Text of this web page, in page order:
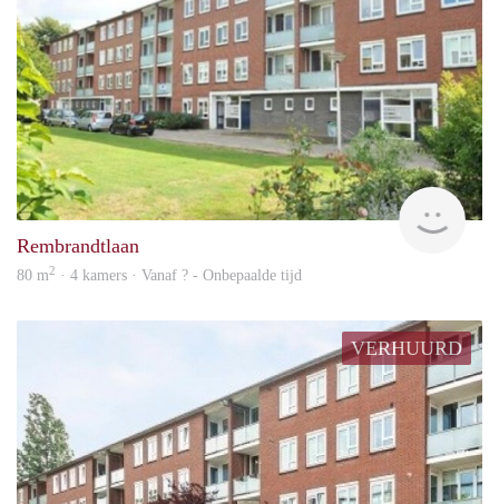
Rembrandtlaan
80 m2 · 4 kamers · Vanaf ? - Onbepaalde tijd
VERHUURD